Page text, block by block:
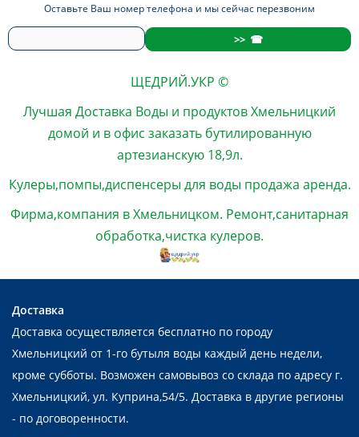
Оставьте Ваш номер телефона и мы сейчас перезвоним
ЩЕДРИЙ.УКР ©
Лучшая Доставка Воды и продуктовХмельницкий
домой и в офис заказатьбутилированную
артезианскую 18,9л.
Кулеры,помпы,диспенсеры для воды продажа аренда.
Фирма,компания в Хмельницком. Ремонт,санитарная
обработка,чистка кулеров.
Доставка
Доставка осуществляется бесплатно по городу
Хмельницкий от 1-го бутыля воды каждый день недели,
кроме субботы. Возможен самовывоз со склада по адресу г.
Хмельницкий, ул. Куприна,54/5. Доставка в другие регионы
- по договоренности.